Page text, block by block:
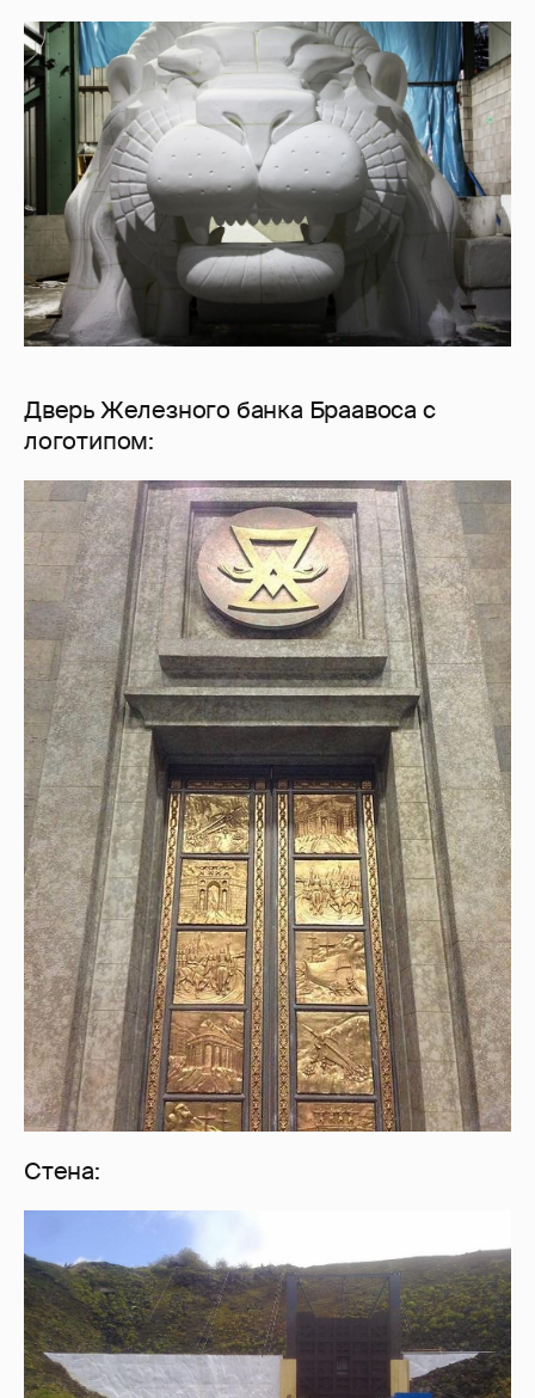
Дверь Железного банка Браавоса с
логотипом:
Стена: